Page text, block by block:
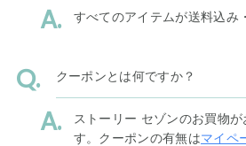
すべてのアイテムが送料込み
クーポンとは何ですか？
ストーリー セゾンのお買物
す。クーポンの有無はマイペ